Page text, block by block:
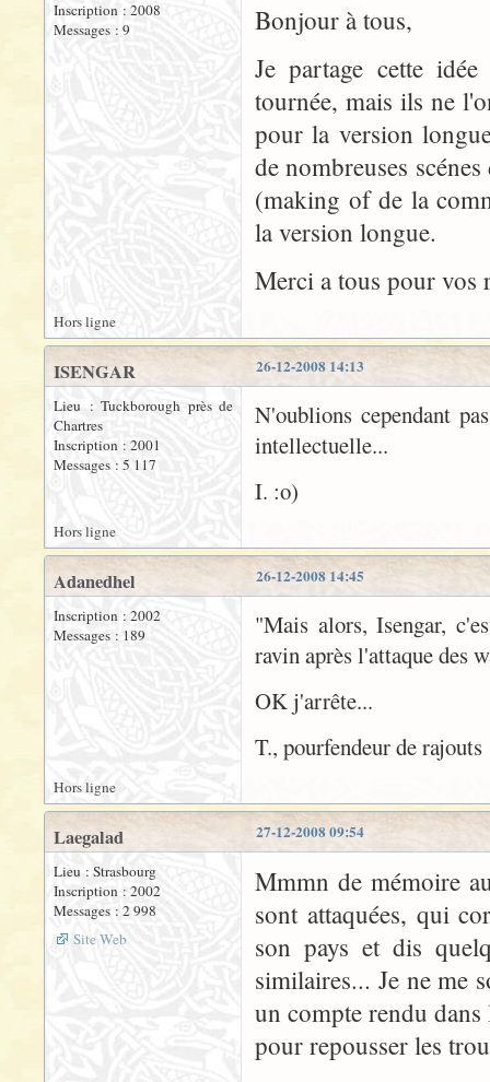
Inscription : 2008
Messages : 9
Bonjour à tous,
Je partage cette
tournée, mais ils ne
pour la version
de nombreuses
(making of de la
la version longue.
Merci a tous pour vos
Hors ligne
26-12-2008 14:13
ISENGAR
Lieu : Tuckborough près de
Chartres
Inscription : 2001
Messages : 5 117
N'oublions cependant
intellectuelle...
I. :o)
Hors ligne
26-12-2008 14:45
Adanedhel
Inscription : 2002
Messages : 189
"Mais alors, Isengar,
ravin après l'attaque des
OK j'arrête...
T., pourfendeur de rajouts
Hors ligne
27-12-2008 09:54
Laegalad
Lieu : Strasbourg
Inscription : 2002
Messages : 2 998
Site Web
Mmmn de mémoire
sont attaquées, qui
son pays et dis
similaires... Je ne me
un compte rendu
pour repousser les